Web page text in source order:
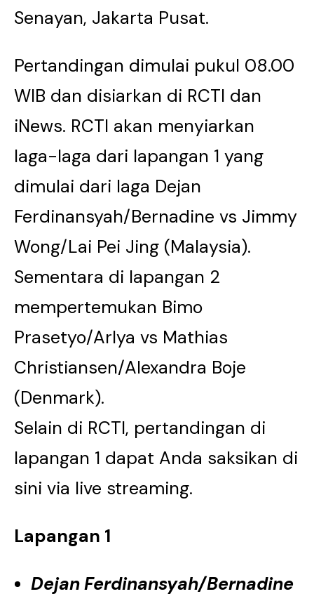
Senayan, Jakarta Pusat.
Pertandingan dimulai pukul 08.00
WIB dan disiarkan di RCTI dan
iNews. RCTI akan menyiarkan
laga-laga dari lapangan 1 yang
dimulai dari laga Dejan
Ferdinansyah/Bernadine vs Jimmy
Wong/Lai Pei Jing (Malaysia).
Sementara di lapangan 2
mempertemukan Bimo
Prasetyo/Arlya vs Mathias
Christiansen/Alexandra Boje
(Denmark).
Selain di RCTI, pertandingan di
lapangan 1 dapat Anda saksikan di
sini via live streaming.
Lapangan 1
Dejan Ferdinansyah/Bernadine